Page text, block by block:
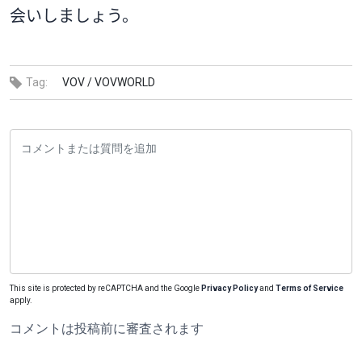
会いしましょう。
Tag: VOV /VOVWORLD
This site is protected by reCAPTCHA and the Google Privacy Policyand Terms of Service
apply.
コメントは投稿前に審査されます